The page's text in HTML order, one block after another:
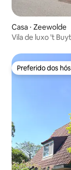
Casa ⋅ Zeewolde
Vila de luxo 't
Preferido dos
Preferido dos